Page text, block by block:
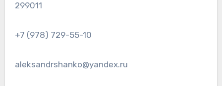
299011
+7 (978) 729-55-10
aleksandrshanko@yandex.ru